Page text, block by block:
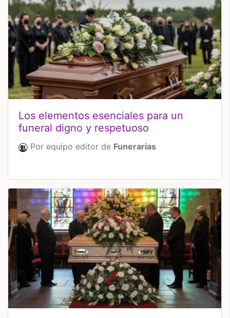
Los elementos esenciales para un
funeral digno y respetuoso
Por equipo editor de Funerarias